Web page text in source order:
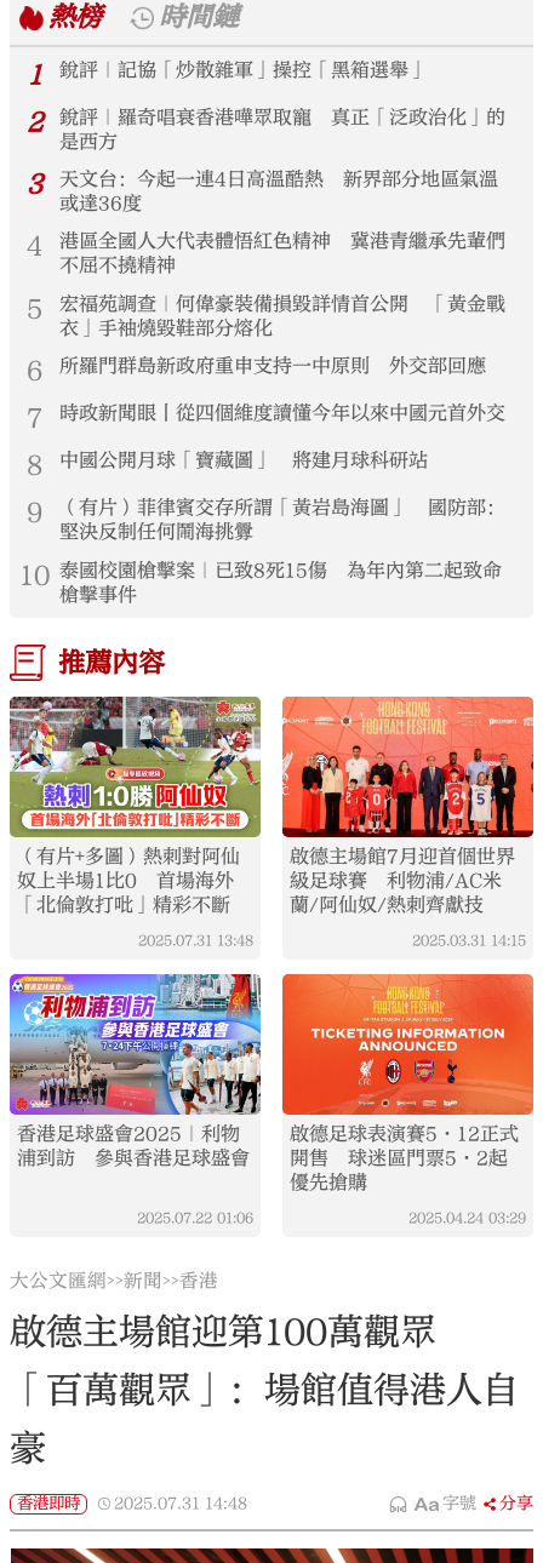
熱榜
時間鏈
1
銳評｜記協「炒散雜軍」操控「黑箱選舉」
2
銳評｜羅奇唱衰香港嘩眾取寵 真正「泛政治化」的
是西方
3
天文台：今起一連4日高溫酷熱 新界部分地區氣溫
或達36度
4
港區全國人大代表體悟紅色精神 冀港青繼承先輩們
不屈不撓精神
5
宏福苑調查｜何偉豪裝備損毀詳情首公開 「黃金戰
衣」手袖燒毀鞋部分熔化
6 所羅門群島新政府重申支持一中原則 外交部回應
7 時政新聞眼丨從四個維度讀懂今年以來中國元首外交
8 中國公開月球「寶藏圖」 將建月球科研站
9
（有片）菲律賓交存所謂「黃岩島海圖」 國防部：
堅決反制任何鬧海挑釁
10 泰國校園槍擊案｜已致8死15傷 為年內第二起致命
槍擊事件
推薦內容
（有片+多圖）熱刺對阿仙
奴上半場1比0 首場海外
「北倫敦打吡」精彩不斷
2025.07.31 13:48
啟德主場館7月迎首個世界
級足球賽 利物浦/AC米
蘭/阿仙奴/熱刺齊獻技
2025.03.31 14:15
香港足球盛會2025｜利物
浦到訪 參與香港足球盛會
2025.07.22 01:06
啟德足球表演賽5·12正式
開售 球迷區門票5·2起
優先搶購
2025.04.24 03:29
大公文匯網>>新聞>>香港
啟德主場館迎第100萬觀眾
「百萬觀眾」：場館值得港人自
豪
香港即時 2025.07.31 14:48 字號 分享